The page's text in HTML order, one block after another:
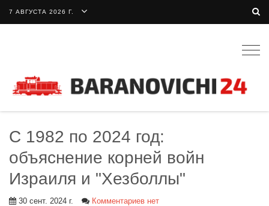
7 АВГУСТА 2026 Г.
С 1982 по 2024 год:
объяснение корней войн
Израиля и "Хезболлы"
30 сент. 2024 г. Комментариев нет